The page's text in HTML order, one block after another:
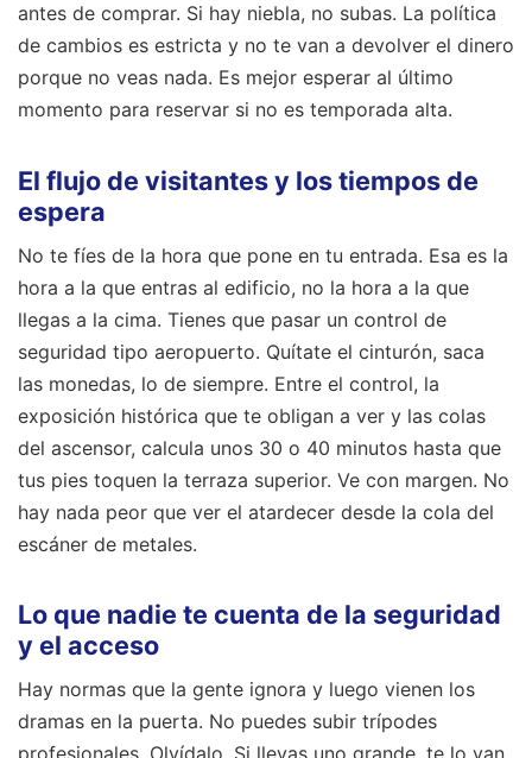
antes de comprar. Si hay niebla, no subas. La política
de cambios es estricta y no te van a devolver el dinero
porque no veas nada. Es mejor esperar al último
momento para reservar si no es temporada alta.
El flujo de visitantes y los tiempos de
espera
No te fíes de la hora que pone en tu entrada. Esa es la
hora a la que entras al edificio, no la hora a la que
llegas a la cima. Tienes que pasar un control de
seguridad tipo aeropuerto. Quítate el cinturón, saca
las monedas, lo de siempre. Entre el control, la
exposición histórica que te obligan a ver y las colas
del ascensor, calcula unos 30 o 40 minutos hasta que
tus pies toquen la terraza superior. Ve con margen. No
hay nada peor que ver el atardecer desde la cola del
escáner de metales.
Lo que nadie te cuenta de la seguridad
y el acceso
Hay normas que la gente ignora y luego vienen los
dramas en la puerta. No puedes subir trípodes
profesionales. Olvídalo. Si llevas uno grande, te lo van